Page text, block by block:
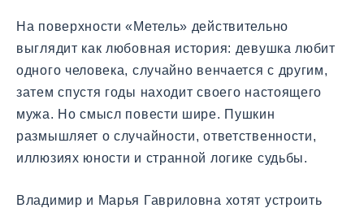
На поверхности «Метель» действительно
выглядит как любовная история: девушка любит
одного человека, случайно венчается с другим,
затем спустя годы находит своего настоящего
мужа. Но смысл повести шире. Пушкин
размышляет о случайности, ответственности,
иллюзиях юности и странной логике судьбы.
Владимир и Марья Гавриловна хотят устроить